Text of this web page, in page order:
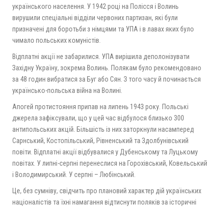
українського населення. У 1942 році на Полісся і Волинь
вирушили спеціальні відділи червоних партизан, які були
призначені для боротьби з німцями та УПА і в лавах яких було
чимало польських комуністів.
Відплатні акції не забарилися. УПА вирішила деполонізувати
Західну Україну, зокрема Волинь. Полякам було рекомендовано
за 48 годин вибратися за Буг або Сян. З того часу й починається
українсько-польська війна на Волині.
Апогей протистояння припав на липень 1943 року. Польські
джерела зафіксували, що у цей час відбулося близько 300
антипольських акцій. Більшість із них заторкнули насамперед
Сарнський, Костопільський, Рівненський та Здолбунівський
повіти. Відплатні акції відбувалися у Дубенському та Луцькому
повітах. У липні-серпні перенеслися на Горохівський, Ковельський
і Володимирський. У серпні – Любінський.
Це, без сумніву, свідчить про плановий характер дій українських
націоналістів та їхні намагання відтиснути поляків за історичні